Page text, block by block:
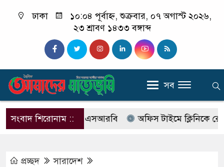
ঢাকা
১০:০৪ পূর্বাহ্ন, শুক্রবার, ০৭ অগাস্ট ২০২৬,
২৩ শ্রাবণ ১৪৩৩ বঙ্গাব্দ
সব
সংবাদ শিরোনাম ::
নাম বদলে আসছে এসআরবি অফিস টাইমে ক্লিনিকে রোগী
প্রচ্ছদ
সারাদেশ